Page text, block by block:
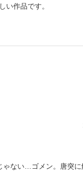
作品です。
ない…ゴメン。唐突に